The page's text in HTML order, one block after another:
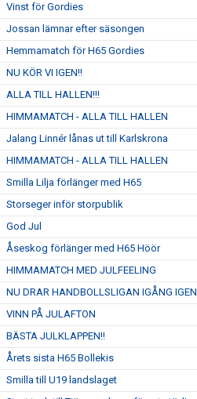
Vinst för Gordies
Jossan lämnar efter säsongen
Hemmamatch för H65 Gordies
NU KÖR VI IGEN!!
ALLA TILL HALLEN!!!
HIMMAMATCH - ALLA TILL HALLEN
Jalang Linnér lånas ut till Karlskrona
HIMMAMATCH - ALLA TILL HALLEN
Smilla Lilja förlänger med H65
Storseger inför storpublik
God Jul
Åseskog förlänger med H65 Höör
HIMMAMATCH MED JULFEELING
NU DRAR HANDBOLLSLIGAN IGÅNG IGEN
VINN PÅ JULAFTON
BÄSTA JULKLAPPEN!!
Årets sista H65 Bollekis
Smilla till U19 landslaget